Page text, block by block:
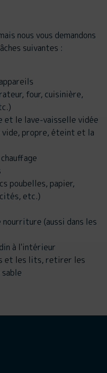
nous vous demandons
suivantes :
four, cuisinière,
le lave-vaisselle vidée
propre, éteint et la
poubelles, papier,
etc.)
(aussi dans les
à l'intérieur
et les lits, retirer les